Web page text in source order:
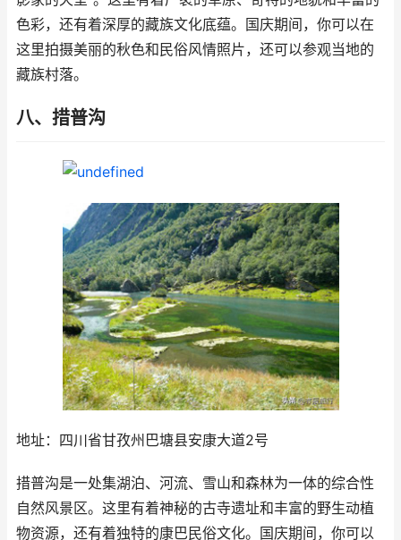
色彩，还有着深厚的藏族文化底蕴。国庆期间，你可以在
这里拍摄美丽的秋色和民俗风情照片，还可以参观当地的
藏族村落。
八、措普沟
地址：四川省甘孜州巴塘县安康大道2号
措普沟是一处集湖泊、河流、雪山和森林为一体的综合性
自然风景区。这里有着神秘的古寺遗址和丰富的野生动植
物资源，还有着独特的康巴民俗文化。国庆期间，你可以